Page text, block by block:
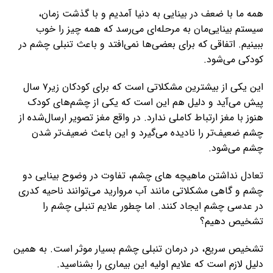
همه ما با ضعف در بینایی به دنیا آمدیم و با گذشت زمان،
سیستم بینایی‌مان به مرحله‌ای می‌رسد که همه چیز را خوب
ببینیم. اتفاقی که برای بعضی‌ها نمی‌افتد و باعث تنبلی چشم در
کودکی می‌شود.
این یکی از بیشترین مشکلاتی‌ است که برای کودکان زیر۷ سال
پیش می‌آید و دلیل هم این است که یکی از چشم‌های کودک
هنوز با مغز ارتباط کاملی ندارد. در واقع مغز تصویر ارسال‌شده از
چشم‌ ضعیف‌تر را نادیده می‌گیرد و این باعث ضعیف‌تر شدن
چشم می‌شود.
تعادل نداشتن ماهیچه های چشم، تفاوت در وضوح بینایی دو
چشم و گاهی مشکلاتی مانند آب مروارید می‌توانند ناحیه کدری
در عدسی چشم ایجاد کنند. اما چطور علایم تنبلی چشم را
تشخیص دهیم؟
تشخیص سریع، در درمان تنبلی چشم بسیار موثر است. به همین
دلیل لازم است که علایم اولیه این بیماری را بشناسید.